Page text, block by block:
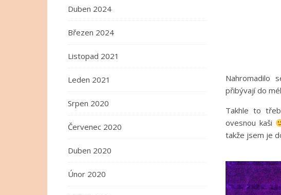
Duben 2024
Březen 2024
Listopad 2021
Leden 2021
Srpen 2020
Červenec 2020
Duben 2020
Únor 2020
Nahromadilo
přibývají do
Takhle to
ovesnou kaši
takže jsem je